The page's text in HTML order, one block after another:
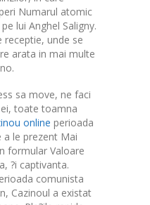
Numarul atomic
lui Anghel Saligny.
receptie, unde se
arata in mai multe
sa move, ne faci
ei, toate toamna
online perioada
a le prezent Mai
formular Valoare
?i captivanta.
comunista
Cazinoul a existat